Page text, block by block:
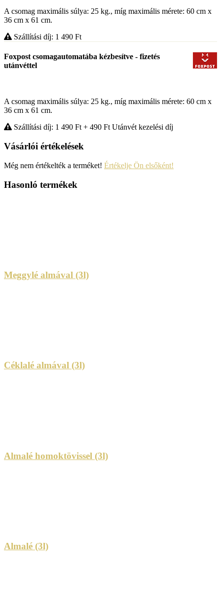
A csomag maximális súlya: 25 kg., míg maximális mérete: 60 cm x
36 cm x 61 cm.
Szállítási díj: 1 490 Ft
Foxpost csomagautomatába kézbesítve - fizetés
utánvéttel
A csomag maximális súlya: 25 kg., míg maximális mérete: 60 cm x
36 cm x 61 cm.
Szállítási díj: 1 490 Ft + 490 FtUtánvét kezelési díj
Vásárlói értékelések
Még nem értékelték a terméket! Értékelje Ön elsőként!
Hasonló termékek
Meggylé almával (3l)
Céklalé almával (3l)
Almalé homoktövissel (3l)
Almalé (3l)